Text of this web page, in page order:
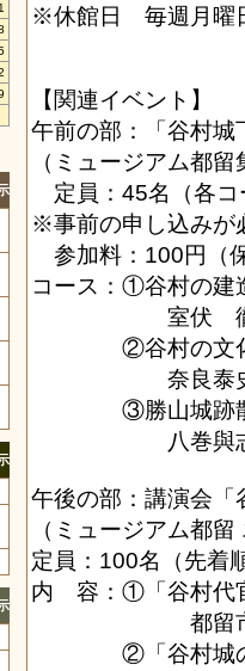
1
※休館日 毎週月曜
【関連イベント】
午前の部：「谷
（ミュージ
定員：45
※事前の申
参加料：
コース：①
室伏 徹氏
②谷村
奈良泰史
③勝山
八巻與志夫氏
午後の部：講演会
（ミュージアム都
定員：100名（先着
内 容：①「谷村代
都留市教育
②「谷村城の発